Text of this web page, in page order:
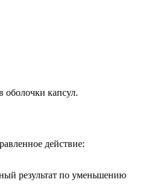
оболочки капсул.
действие:
результат по уменьшению